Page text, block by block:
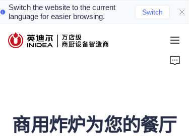
Switch the website to the current
language for easier browsing.
Switch
商用炸炉为您的餐厅
首页
案例